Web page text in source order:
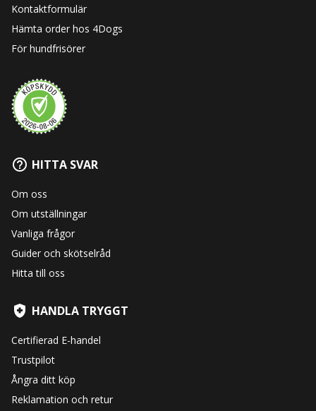
Kontaktformulär
Hämta order hos 4Dogs
För hundfrisörer
HITTA SVAR
Om oss
Om utställningar
Vanliga frågor
Guider och skötselråd
Hitta till oss
HANDLA TRYGGT
Certifierad E-handel
Trustpilot
Ångra ditt köp
Reklamation och retur